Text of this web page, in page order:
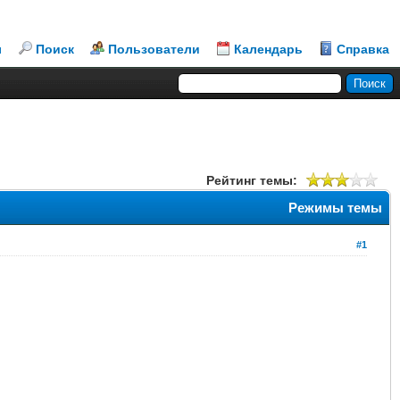
Поиск Пользователи Календарь Справка
Рейтинг темы:
Режимы темы
#1